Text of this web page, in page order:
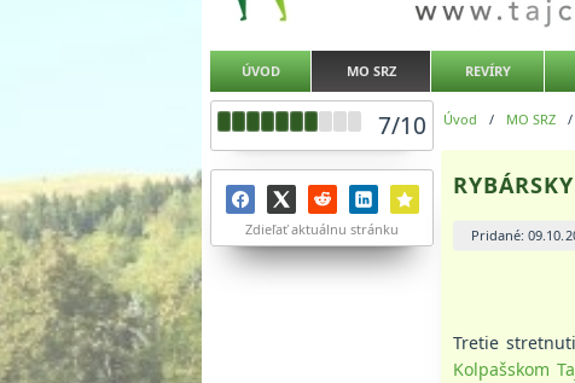
ÚVOD MO SRZ REVÍRY
7/10
Zdieľať aktuálnu stránku
Úvod / MO SRZ /
Pridané:
Tretie
Kolpašskom